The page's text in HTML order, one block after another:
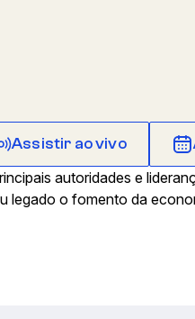
Assistir ao vivo
autoridades e
legado o fomento da